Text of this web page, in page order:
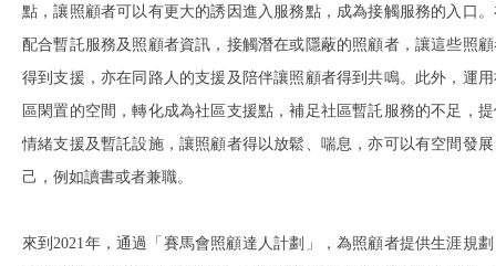
點，讓照顧者可以有更大的誘因進入服務點，成為接觸服務的入口
配合暫託服務及照顧者資訊，接觸潛在或隱蔽的照顧者，讓這些照
得到支援，亦在同路人的支援及陪伴讓照顧者得到共鳴。此外，運
區閑置的空間，轉化成為社區支援點，補足社區暫託服務的不足，
情緒支援及暫託設施，讓照顧者得以放鬆、喘息，亦可以有空間發
己，例如讀書或者兼職。
來到2021年，通過「賽馬會照顧達人計劃」，為照顧者提供生涯規